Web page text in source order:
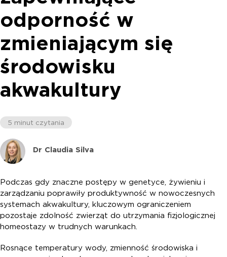
odporność w
zmieniającym się
środowisku
akwakultury
5 minut czytania
Dr Claudia Silva
Podczas gdy znaczne postępy w genetyce, żywieniu i
zarządzaniu poprawiły produktywność w nowoczesnych
systemach akwakultury, kluczowym ograniczeniem
pozostaje zdolność zwierząt do utrzymania fizjologicznej
homeostazy w trudnych warunkach.
Rosnące temperatury wody, zmienność środowiska i